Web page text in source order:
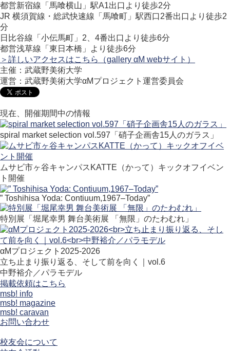
都営新宿線「馬喰横山」駅A1出口より徒歩2分
JR 横須賀線・総武快速線「馬喰町」駅西口2番出口より徒歩2
分
日比谷線「小伝馬町」2、4番出口より徒歩6分
都営浅草線「東日本橋」より徒歩6分
＞詳しいアクセスはこちら（gallery αM webサイト）
主催：武蔵野美術大学
運営：武蔵野美術大学αMプロジェクト運営委員会
現在、開催期間中の情報
spiral market selection vol.597「硝子企画舎15人のガラス」
ムサビ市ヶ谷キャンパスKATTE（かって）キックオフイベン
ト開催
” Toshihisa Yoda: Contiuum,1967–Today”
特別展「堀尾幸男 舞台美術展 「無限」のたわむれ」
αMプロジェクト2025-2026
立ち止まり振り返る、そして前を向く｜vol.6
中野裕介／パラモデル
掲載依頼はこちら
msb! info
msb! magazine
msb! caravan
お問い合わせ
校友会について